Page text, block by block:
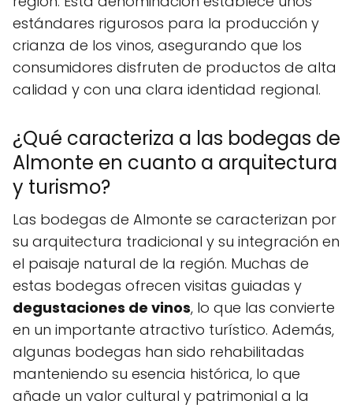
estándares rigurosos para la producción y
crianza de los vinos, asegurando que los
consumidores disfruten de productos de alta
calidad y con una clara identidad regional.
¿Qué caracteriza a las bodegas de
Almonte en cuanto a arquitectura
y turismo?
Las bodegas de Almonte se caracterizan por
su arquitectura tradicional y su integración en
el paisaje natural de la región. Muchas de
estas bodegas ofrecen visitas guiadas y
degustaciones de vinos, lo que las convierte
en un importante atractivo turístico. Además,
algunas bodegas han sido rehabilitadas
manteniendo su esencia histórica, lo que
añade un valor cultural y patrimonial a la